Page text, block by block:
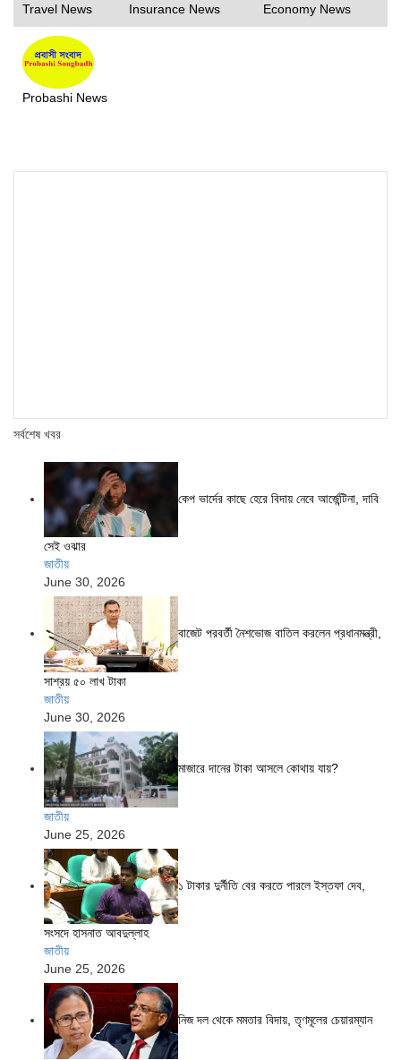
Travel News Insurance News Economy News
Probashi News
সর্বশেষ খবর
কেপ ভার্দের কাছে হেরে বিদায় নেবে আর্জেন্টিনা, দাবি
সেই ওঝার
জাতীয়
June 30, 2026
বাজেট পরবর্তী নৈশভোজ বাতিল করলেন প্রধানমন্ত্রী,
সাশ্রয় ৫০ লাখ টাকা
জাতীয়
June 30, 2026
মাজারে দানের টাকা আসলে কোথায় যায়?
জাতীয়
June 25, 2026
১ টাকার দুর্নীতি বের করতে পারলে ইস্তফা দেব,
সংসদে হাসনাত আবদুল্লাহ
জাতীয়
June 25, 2026
নিজ দল থেকে মমতার বিদায়, তৃণমূলের চেয়ারম্যান